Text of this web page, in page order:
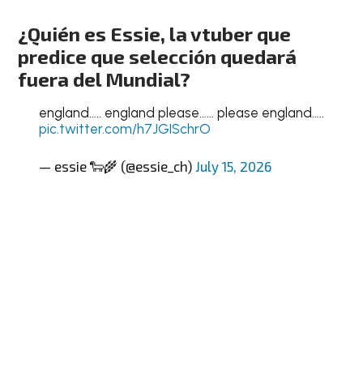
¿Quién es Essie, la vtuber que
predice que selección quedará
fuera del Mundial?
england….. england please…… please england…..
pic.twitter.com/h7JGISchrO
— essie 🐑🌾 (@essie_ch) July 15, 2026